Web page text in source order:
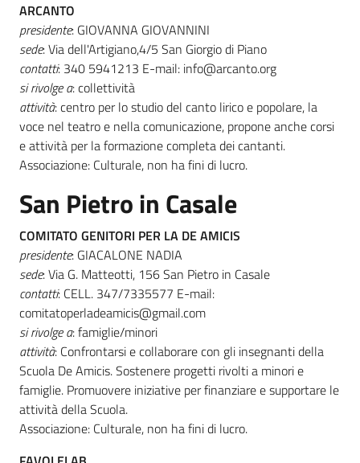
ARCANTO
presidente: GIOVANNA GIOVANNINI
sede: Via dell'Artigiano,4/5 San Giorgio di Piano
contatti: 340 5941213 E-mail: info@arcanto.org
si rivolge a: collettività
attività: centro per lo studio del canto lirico e popolare, la
voce nel teatro e nella comunicazione, propone anche corsi
e attività per la formazione completa dei cantanti.
Associazione: Culturale, non ha fini di lucro.
San Pietro in Casale
COMITATO GENITORI PER LA DE AMICIS
presidente: GIACALONE NADIA
sede: Via G. Matteotti, 156 San Pietro in Casale
contatti: CELL. 347/7335577 E-mail:
comitatoperladeamicis@gmail.com
si rivolge a: famiglie/minori
attività: Confrontarsi e collaborare con gli insegnanti della
Scuola De Amicis. Sostenere progetti rivolti a minori e
famiglie. Promuovere iniziative per finanziare e supportare le
attività della Scuola.
Associazione: Culturale, non ha fini di lucro.